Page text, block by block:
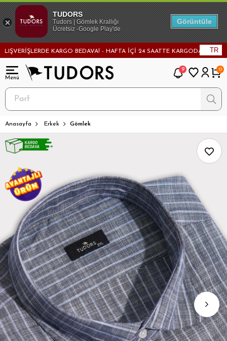
KARGO BEDAVA! - HAFTA İÇİ 24 SAATTE KARGODA! - TR
9 0
Anasayfa Erkek Gömlek
TUDORS
Tudors | Gömlek Krallığı
Ücretsiz -Google Play'de
Görüntüle